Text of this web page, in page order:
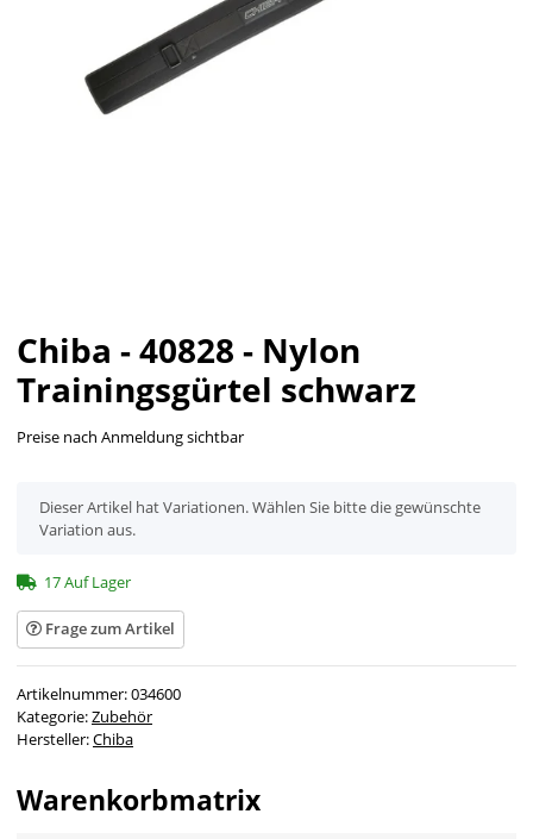
Chiba - 40828 - Nylon
Trainingsgürtel schwarz
Preise nach Anmeldung sichtbar
x
Dieser Artikel hat Variationen. Wählen Sie bitte die gewünschte
Variation aus.
17 Auf Lager
Frage zum Artikel
Artikelnummer:034600
Kategorie:Zubehör
Hersteller:Chiba
Warenkorbmatrix